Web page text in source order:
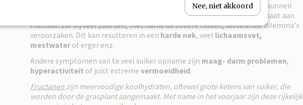
Gras en hooi bevat tegenwoordig véél suikers en fructaan. De redenen kunnen
zijn, de langere droge perioden of te weinig bemesting enz.. Een overmaat aan
fructaan zal bij veel paarden, met name de sobere rassen, vervelende dilemma's
veroorzaken. Dit kan resulteren in een harde nek, veel lichaamsvet,
mestwater of erger enz.
Andere symptomen van te veel suiker opname zijn maag- darm problemen,
hyperactiviteit of juist extreme vermoeidheid.
Fructanenzijn meervoudige koolhydraten, oftewel grote ketens van suiker, die
worden door de grasplant aangemaakt. Met name in het voorjaar zijn deze rijkelijk
Nee, niet akkoord